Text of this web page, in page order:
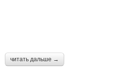
читать дальше →